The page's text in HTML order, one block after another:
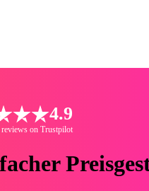
4.9
on Trustpilot